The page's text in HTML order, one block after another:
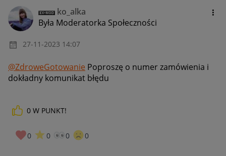
ko_alka
Była Moderatorka Społeczności
‎27-11-2023 14:07
@ZdroweGotowanie Poproszę o numer zamówienia i
dokładny komunikat błędu
0 W PUNKT!
0 0 0 0